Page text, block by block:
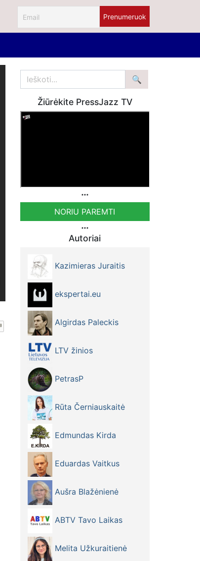
Žiūrėkite PressJazz TV
NORIU PAREMTI
Autoriai
Kazimieras Juraitis
ekspertai.eu
Algirdas Paleckis
LTV žinios
PetrasP
Rūta Černiauskaitė
Edmundas Kirda
Eduardas Vaitkus
Aušra Blažėnienė
ABTV Tavo Laikas
Melita Užkuraitienė